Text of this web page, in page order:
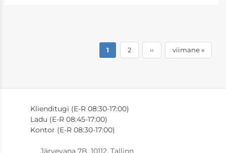
eesolev
leht
1 lehekülg
2
järgmine
leht
››
viimane
leht
viimane »
Klienditugi (E-R 08:30-17:00)
Ladu (E-R 08:45-17:00)
Kontor (E-R 08:30-17:00)